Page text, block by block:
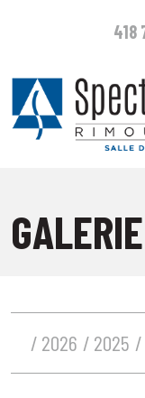
418
2026 2025